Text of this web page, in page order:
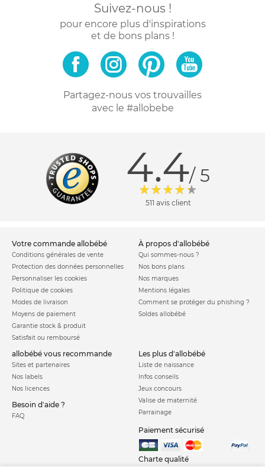
Suivez-nous !
pour encore plus d'inspirations
et de bons plans !
Partagez-nous vos trouvailles
avec le #allobebe
4.4/ 5
511 avis client
votre commande allobébé
Conditions générales de vente
Protection des données personnelles
Personnaliser les cookies
Politique de cookies
Modes de livraison
Moyens de paiement
Garantie stock & produit
Satisfait ou remboursé
à propos d'allobébé
Qui sommes-nous ?
Nos bons plans
Nos marques
Mentions légales
Comment se protéger du phishing ?
Soldes allobébé
allobébé vous recommande
Sites et partenaires
Nos labels
Nos licences
Besoin d'aide ?
FAQ
les plus d'allobébé
Liste de naissance
Infos conseils
Jeux concours
Valise de maternité
Parrainage
Paiement sécurisé
Charte qualité